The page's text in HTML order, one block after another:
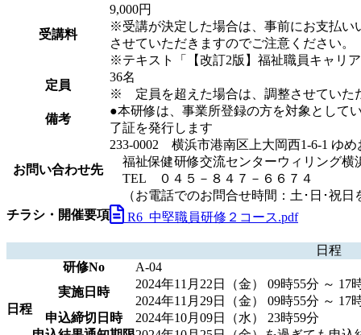
受講料
9,000円
※受講が決定した場合は、事前にお支払い
させていただきますのでご注意ください。
※テキスト「【改訂2版】福祉職員キャリ
定員
36名
※ 定員を超えた場合は、調整させていた
備考
●本研修は、事業所登録の方を対象とし
了証を発行します
お問い合わせ先
233-0002 横浜市港南区上大岡西1-6-1 ゆ
福祉保健研修交流センターウィリング
TEL ０４５－８４７－６６７４
（お電話でのお問合せ時間：土･日･祝日
チラシ・開催要項
R6_中堅職員研修２コース.pdf
日程
日程
研修No
A-04
実施日時
2024年11月22日（金） 09時55分 ～ 17
2024年11月29日（金） 09時55分 ～ 17
申込締切日時
2024年10月09日（水） 23時59分